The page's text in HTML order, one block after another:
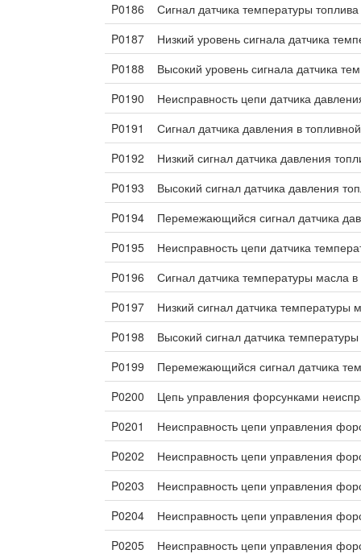
P0186
Сигнал датчика температуры
P0187
Низкий уровень сигнала датчика
P0188
Высокий уровень сигнала датчика
P0190
Неисправность цепи датчика
P0191
Сигнал датчика давления в
P0192
Низкий сигнал датчика давления
P0193
Высокий сигнал датчика давления
P0194
Перемежающийся сигнал датчика
P0195
Неисправность цепи датчика
P0196
Сигнал датчика температуры масла
P0197
Низкий сигнал датчика температуры
P0198
Высокий сигнал датчика
P0199
Перемежающийся сигнал датчика
P0200
Цепь управления форсунками
P0201
Неисправность цепи управления
P0202
Неисправность цепи управления
P0203
Неисправность цепи управления
P0204
Неисправность цепи управления
P0205
Неисправность цепи управления